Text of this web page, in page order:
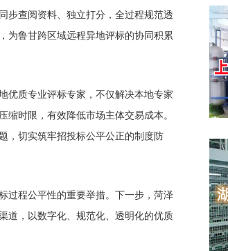
步查阅资料、独立打分，全过程规范透
为鲁甘跨区域远程异地评标的协同积累
优质专业评标专家，不仅解决本地专家
时限，有效降低市场主体交易成本。
，切实筑牢招投标公平公正的制度防
过程公平性的重要举措。下一步，菏泽
道，以数字化、规范化、透明化的优质